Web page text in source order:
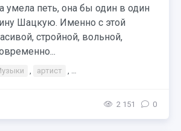
умела петь, она бы один в один
Шацкую. Именно с этой
стройной, вольной,
, артист , Тэги Концерт Книги
2 151 0